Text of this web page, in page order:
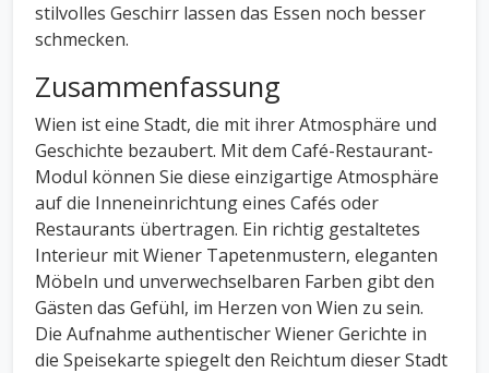
stilvolles Geschirr lassen das Essen noch besser
schmecken.
Zusammenfassung
Wien ist eine Stadt, die mit ihrer Atmosphäre und
Geschichte bezaubert. Mit dem Café-Restaurant-
Modul können Sie diese einzigartige Atmosphäre
auf die Inneneinrichtung eines Cafés oder
Restaurants übertragen. Ein richtig gestaltetes
Interieur mit Wiener Tapetenmustern, eleganten
Möbeln und unverwechselbaren Farben gibt den
Gästen das Gefühl, im Herzen von Wien zu sein.
Die Aufnahme authentischer Wiener Gerichte in
die Speisekarte spiegelt den Reichtum dieser Stadt